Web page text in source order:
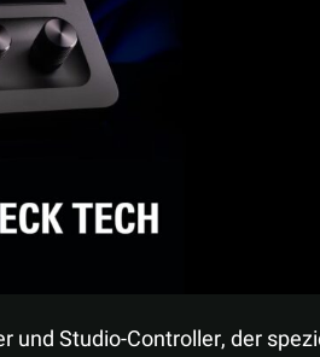
und Studio-Controller, der